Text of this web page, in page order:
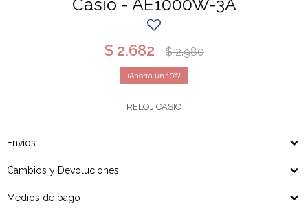
Casio - AE1000W-3A
$ 2.682 $ 2.980
10
RELOJ CASIO
Envíos
Cambios y Devoluciones
Medios de pago